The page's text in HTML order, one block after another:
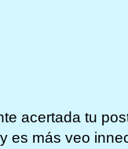
acertada tu
es más veo